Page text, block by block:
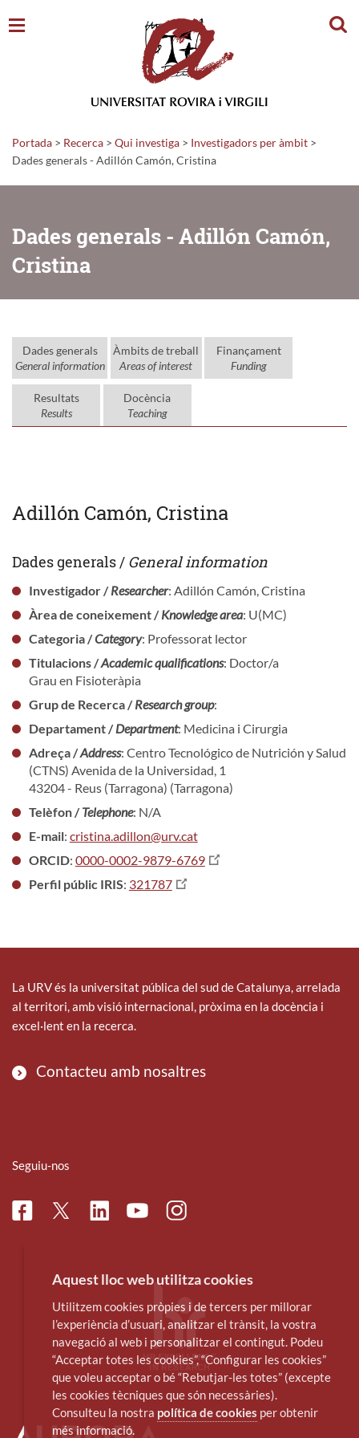
Portada > Recerca > Qui investiga > Investigadors per àmbit >
Dades generals - Adillón Camón, Cristina
Dades generals - Adillón Camón,
Cristina
Dades generals
General information
Àmbits de treball
Areas of interest
Finançament
Funding
Resultats
Results
Docència
Teaching
Adillón Camón, Cristina
Dades generals / General information
Investigador /Researcher: Adillón Camón, Cristina
Àrea de coneixement /Knowledge area: U(MC)
Categoria /Category: Professorat lector
Titulacions /Academic qualifications: Doctor/a
Grau en Fisioteràpia
Grup de Recerca /Research group:
Departament /Department: Medicina i Cirurgia
Adreça /Address: Centro Tecnológico de Nutrición y Salud
(CTNS) Avenida de la Universidad, 1
43204 - Reus (Tarragona) (Tarragona)
Telèfon /Telephone: N/A
E-mail: cristina.adillon@urv.cat
ORCID: 0000-0002-9879-6769
Perfil públic IRIS: 321787
La URV és la universitat pública del sud de Catalunya, arrelada
al territori, amb visió internacional, pròxima en la docència i
excel·lent en la recerca.
Contacteu amb nosaltres
Seguiu-nos
FacebookTwitterLinkedinYoutubeInstagram
Aquest lloc web utilitza cookies
Utilitzem cookies pròpies i de tercers per millorar
l’experiència d’usuari, analitzar el trànsit, la vostra
navegació al web i personalitzar el contingut. Podeu
“Acceptar totes les cookies”, “Configurar les cookies”
que voleu acceptar o bé “Rebutjar-les totes” (excepte
les cookies tècniques que són necessàries).
Consulteu la nostra política de cookies per obtenir
més informació.